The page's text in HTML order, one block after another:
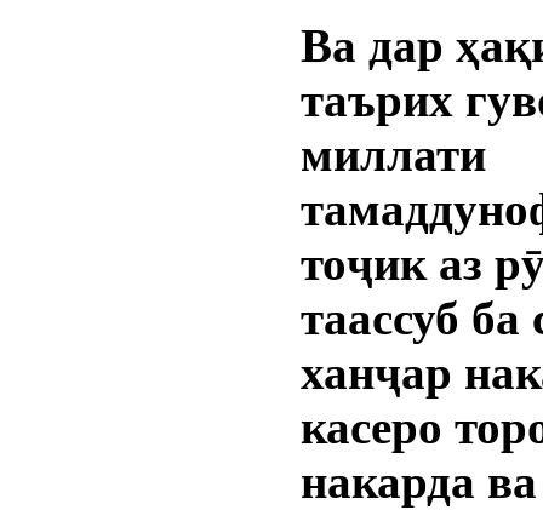
Ва дар
таърих
миллати
тоҷик аз
таассуб ба
ханҷар
касеро
накарда